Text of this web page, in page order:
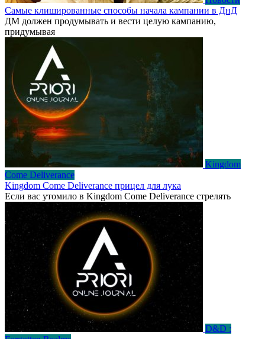
Самые клишированные способы начала кампании в ДнД
ДМ должен продумывать и вести целую кампанию,
придумывая
Kingdom
Come Deliverance
Kingdom Come Deliverance прицел для лука
Если вас утомило в Kingdom Come Deliverance стрелять
D&D :